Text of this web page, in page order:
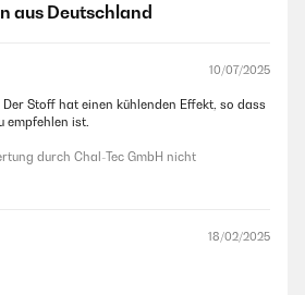
aus Deutschland
10/07/2025
Stoff hat einen kühlenden Effekt, so dass
empfehlen ist.
durch Chal-Tec GmbH nicht
18/02/2025